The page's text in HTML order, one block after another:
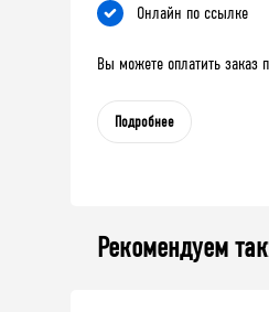
Онлайн по ссылке
Вы можете оплатить заказ
Подробнее
Рекомендуем